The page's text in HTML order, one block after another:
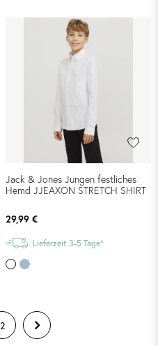
Jack & Jones Jungen festliches
Hemd JJEAXON STRETCH SHIRT
29,99 €
Lieferzeit 3-5 Tage*
2